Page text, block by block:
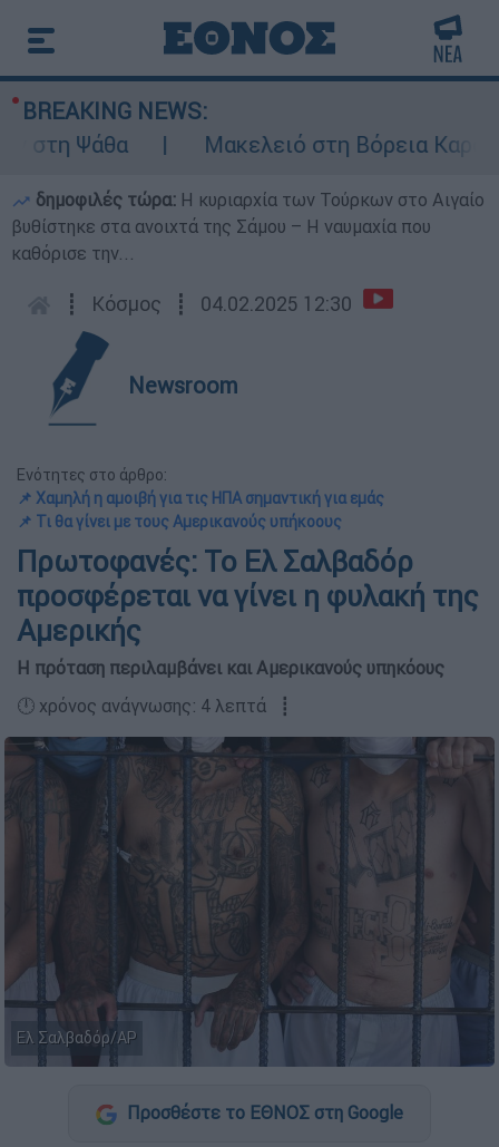
BREAKING NEWS:
Ψάθα
Μακελειό στη Βόρεια Καρολίνα
δημοφιλές τώρα: Η κυριαρχία των Τούρκων στο Αιγαίο
βυθίστηκε στα ανοιχτά της Σάμου – Η ναυμαχία που
καθόρισε την...
┋ Κόσμος ┋ 04.02.2025 12:30
Newsroom
Ενότητες στο άρθρο:
📌 Χαμηλή η αμοιβή για τις ΗΠΑ σημαντική για εμάς
📌 Τι θα γίνει με τους Αμερικανούς υπήκοους
Πρωτοφανές: Το Ελ Σαλβαδόρ
προσφέρεται να γίνει η φυλακή της
Αμερικής
Η πρόταση περιλαμβάνει και Αμερικανούς υπηκόους
🕛 χρόνος ανάγνωσης: 4 λεπτά ┋
Ελ Σαλβαδόρ/AP
Προσθέστε το ΕΘΝΟΣ στη Google